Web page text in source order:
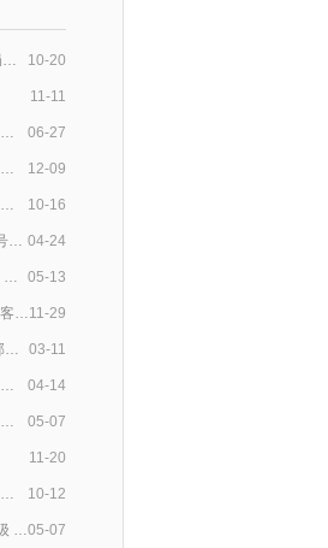
10-20
巨量引擎双11新增量情报局｜以「货」为核，多效并举让新品打爆更高效
11-11
06-27
维克斯滤清器为卡友注入芯力量，爱心大派送全国盛启
12-09
物流中转效率低，成本高？跨越速运以科技赋能，助力产业升级
10-16
蛋糕可以快递？什么快递可以寄蛋糕？
04-24
总投资6亿元！京东亚洲一号鹤壁浚县物流园基建已完成50％
05-13
万纬上海再开两个冷链园区 守护舌尖上的食品安全
11-29
揭秘跨越速运总裁信箱：以客户为中心，五年收信6万封
03-11
2019年远成轻装上阵、德邦进军大件、安能要“活下去”
04-14
苏宁快消泰国原产地直采，智慧物流助力72小时速达
05-07
物流行业上半年投融资盘点：100亿资金一半入零担，一半向技术
11-20
10-12
降本增效企业行之二——豪狼物流：服务细节上用“新”深耕
05-07
京东物流“青流计划”宣布升级 聚焦末端回收再利用